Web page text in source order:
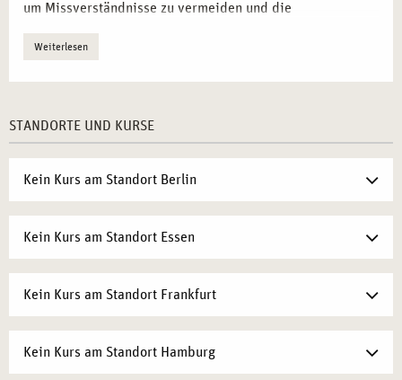
um Missverständnisse zu vermeiden und die
Zusammenarbeit zu optimieren – auch unter
Stressbedingungen, wo Kommunikation oft herausfordernd
individueller Wahrnehmungskanäle wirksam gestaltet
werden kann. Zudem werden praktische Anwendungsfelder
wie Sales, Recruiting und Marketing beleuchtet – mit
Fokus auf die gezielte Ansprache unterschiedlicher
Abgerundet wird diese Fortbildung durch eine Analyse
Personal an das Unternehmen nachhaltig zu fördern.
Weiterlesen
STANDORTE UND KURSE
Kein Kurs am Standort Berlin
Kein Kurs am Standort Essen
Kein Kurs am Standort Frankfurt
Kein Kurs am Standort Hamburg